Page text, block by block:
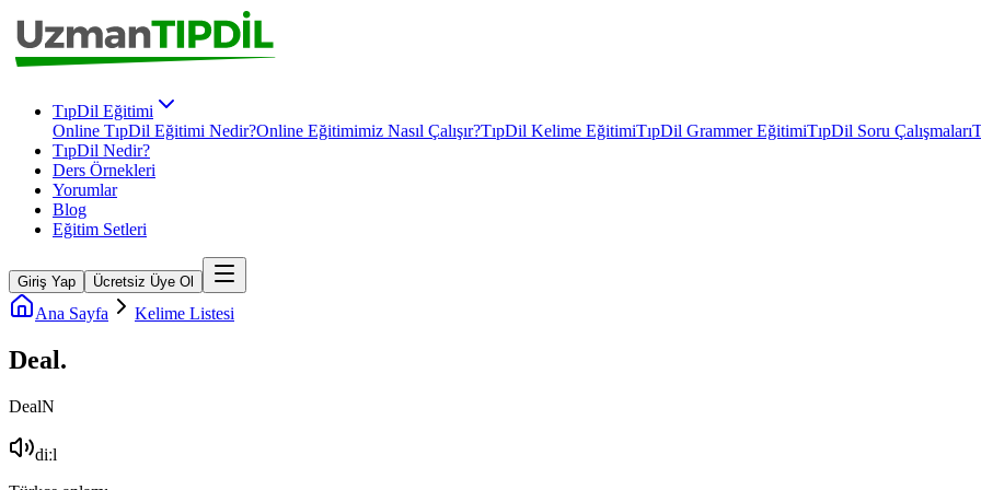
TıpDil Eğitimi
Online TıpDil Eğitimi Nedir?Online Eğitimimiz Nasıl Çalışır?TıpDil Kelime EğitimiTıpDil Grammer EğitimiTıpDil Soru Çalışmaları
TıpDil Nedir?
Ders Örnekleri
Yorumlar
Blog
Eğitim Setleri
Giriş Yap Ücretsiz Üye Ol
Ana Sayfa Kelime Listesi
Deal.
DealN
diːl